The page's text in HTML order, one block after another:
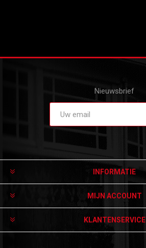
Nieuwsbrief
INFORMATIE
MIJN ACCOUNT
KLANTENSERVICE